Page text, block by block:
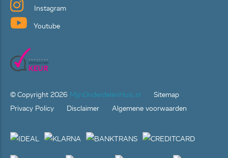
Instagram
Youtube
© Copyright 2026 MijnOnderdelenHuis.nl
Sitemap
Privacy Policy
Disclaimer Algemene voorwaarden